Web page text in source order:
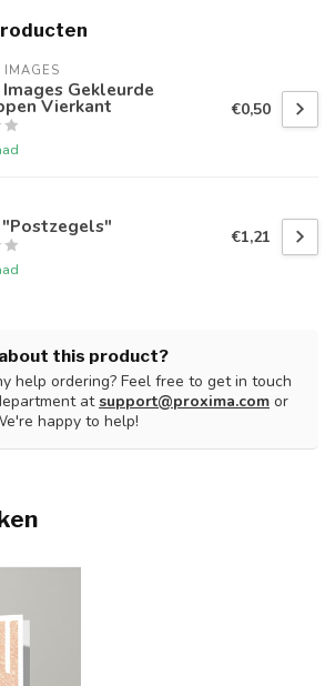
IMAGES
Gekleurde
Vierkant €0,50
"Postzegels" €1,21
this product?
help ordering? Feel free to get in touch
atsupport@proxima.com or
happy to help!